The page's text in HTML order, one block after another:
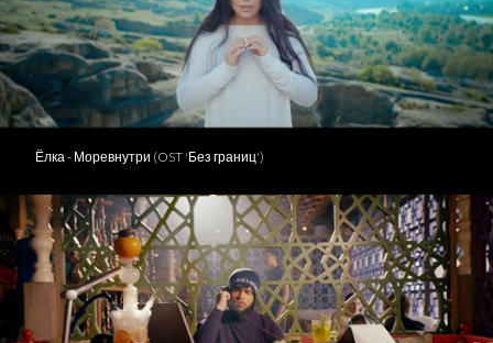
Ёлка - Моревнутри (OST 'Без границ')